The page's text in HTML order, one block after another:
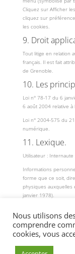
Cliquez sur Afficher
cliquez sur
les cookies.
9. Droit
Tout litige en relation
français. Il est fait
de Grenoble.
10. Les
Loi n° 78-17 du 6
6 août 2004 relative à
Loi n° 2004-575 du
numérique.
11. Lexique.
Utilisateur :
Informations
forme que ce soit,
physiques auxquelles
janvier 1978).
Nous utilisons
comprendre
cookies, vous